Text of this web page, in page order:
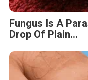
Fungus Is A
Drop Of Plain...